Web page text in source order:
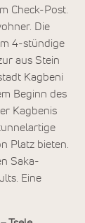
Check-Post.
Die
4-stündige
aus Stein
Kagbeni
Beginn des
Kagbenis
Platz bieten.
Saka-
Eine